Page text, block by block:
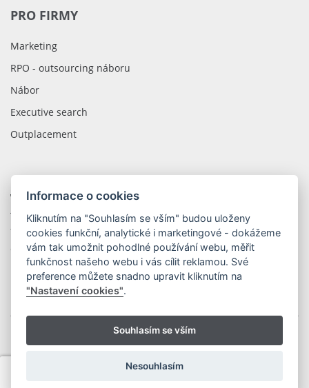
PRO FIRMY
Marketing
RPO - outsourcing náboru
Nábor
Executive search
Outplacement
WOLIP CZECH REPUBLIC
tř. Kosmonautů 1288/1
779 00 Olomouc
Česká Republika
Copyright © 2026 WOLIP s.r.o.| Ochrana osobních údajů
Vytvořil OLC Webdesign
Informace o cookies
Kliknutím na "Souhlasím se vším" budou uloženy
cookies funkční, analytické i marketingové - dokážeme
vám tak umožnit pohodlné používání webu, měřit
funkčnost našeho webu i vás cílit reklamou. Své
preference můžete snadno upravit kliknutím na
"Nastavení cookies".
Souhlasím se vším
Nesouhlasím